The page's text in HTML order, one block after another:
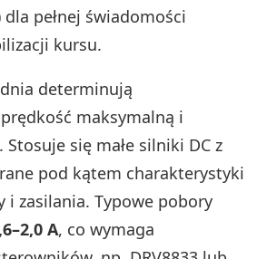
dla pełnej świadomości
kursu.
determinują
maksymalną i
się małe silniki DC z
pod kątem charakterystyki
i zasilania. Typowe pobory
A, co wymaga